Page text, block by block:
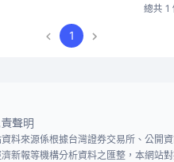
，收購上限為14.65％，而最低收
股份總計的5％，公開收購條件成就
總共 1
1
聲明
料來源係根據台灣證券交易所、公開
新報等機構分析資料之匯整，本網站